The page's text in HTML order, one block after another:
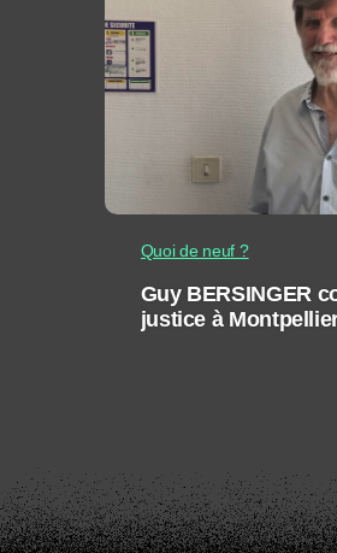
Quoi de neuf ?
Guy BERSINGER
justice à